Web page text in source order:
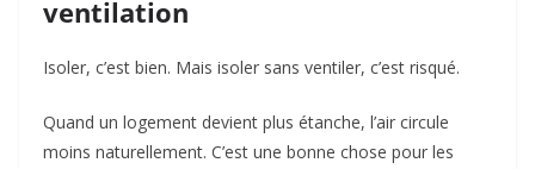
ventilation
Isoler, c’est bien. Mais isoler sans ventiler, c’est risqué.
Quand un logement devient plus étanche, l’air circule
moins naturellement. C’est une bonne chose pour les